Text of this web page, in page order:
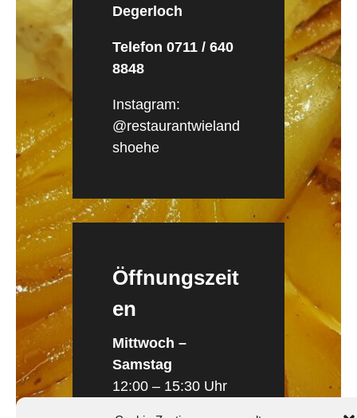
Degerloch
Telefon 0711 / 640
8848
Instagram:
@restaurantwieland
shoehe
Öffnungszeit
en
Mittwoch –
Samstag
12:00 – 15:30 Uhr